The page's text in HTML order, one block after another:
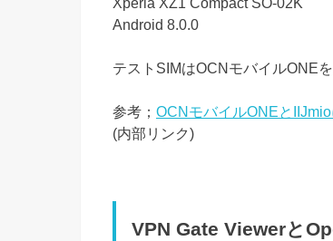
Android 8.0.0
テストSIMはOCNモバイルONE
参考； OCNモバイルONEと
(内部リンク)
VPN Gate Viewerと